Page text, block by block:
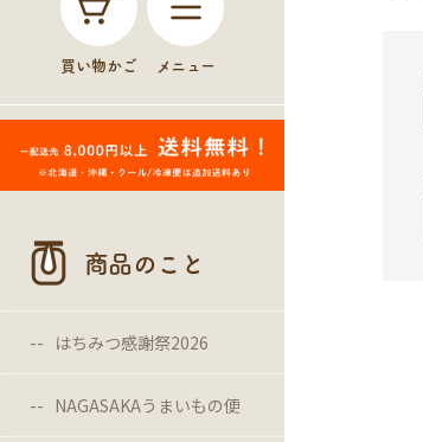
買い物かご メニュー
商品のこと
はちみつ感謝祭2026
NAGASAKAうまいもの便